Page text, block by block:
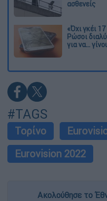
ασθενείς
«Όχι γκέι
Ρώσοι
για να...
#TAGS
Τορίνο
Eurovision 2022
Ακολούθησε το